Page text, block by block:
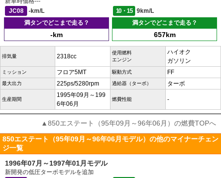
JC08
-km/L 10・15
9km/L
満タンでどこまで走る？
-km
満タンでどこまで走る？
657km
排気量 2318cc
使用燃料
エンジン
ハイオク
ガソリン
ミッション フロア5MT 駆動方式 FF
最大出力 225ps/5280rpm 過給器（ターボ） ターボ
生産期間
1995年09月～199
6年06月
燃費性能 -
▲850エステート（95年09月～96年06月）の燃費TOPへ
850エステート（95年09月～96年06月モデル）の他のマイナーチェン
ジ一覧
1996年07月～1997年01月モデル
新開発の低圧ターボモデルを追加